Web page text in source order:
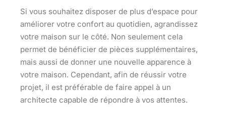
Si vous souhaitez disposer de plus d’espace pour
améliorer votre confort au quotidien, agrandissez
votre maison sur le côté. Non seulement cela
permet de bénéficier de pièces supplémentaires,
mais aussi de donner une nouvelle apparence à
votre maison. Cependant, afin de réussir votre
projet, il est préférable de faire appel à un
architecte capable de répondre à vos attentes.